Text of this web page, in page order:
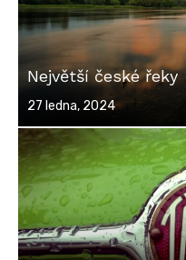
Největší české řeky
Posted
on
27 ledna, 2024